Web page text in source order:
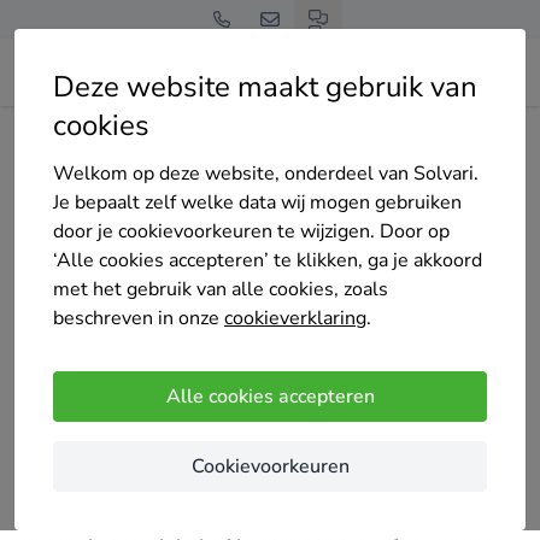
Deze website maakt gebruik van
cookies
Welkom op deze website, onderdeel van Solvari.
Je bepaalt zelf welke data wij mogen gebruiken
door je cookievoorkeuren te wijzigen. Door op
‘Alle cookies accepteren’ te klikken, ga je akkoord
met het gebruik van alle cookies, zoals
beschreven in onze cookieverklaring.
Alle cookies accepteren
Cookievoorkeuren
Home Bedrijven overzicht
Aerts Gyproc Afwerking - AGA
(2 reviews)
Welkom bij Aerts Gyproc Afwerking, waar